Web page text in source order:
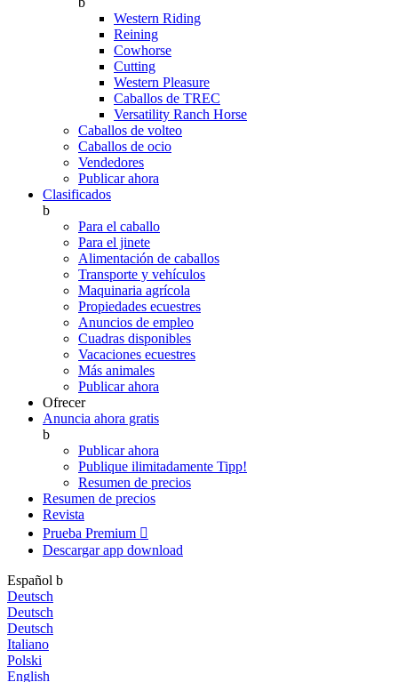
Western Riding
Reining
Cowhorse
Cutting
Western Pleasure
Caballos de TREC
Versatility Ranch Horse
Caballos de volteo
Caballos de ocio
Vendedores
Publicar ahora
Clasificados
b
Para el caballo
Para el jinete
Alimentación de caballos
Transporte y vehículos
Maquinaria agrícola
Propiedades ecuestres
Anuncios de empleo
Cuadras disponibles
Vacaciones ecuestres
Más animales
Publicar ahora
Ofrecer
Anuncia ahora gratis
b
Publicar ahora
Publique ilimitadamente Tipp!
Resumen de precios
Resumen de precios
Revista
Prueba Premium 
Descargar app download
Español b
Deutsch
Deutsch
Deutsch
Italiano
Polski
English